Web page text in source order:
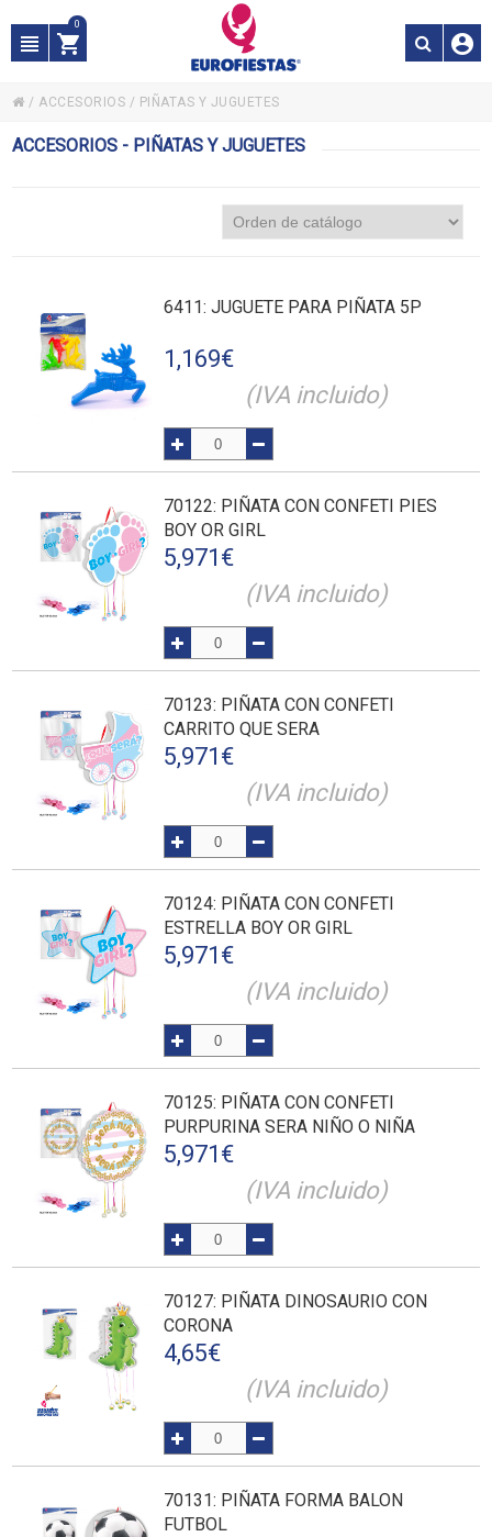
0
/ ACCESORIOS / PIÑATAS Y JUGUETES
ACCESORIOS - PIÑATAS Y JUGUETES
6411: JUGUETE PARA PIÑATA 5P
1,169€
(IVA incluido)
70122: PIÑATA CON CONFETI PIES
BOY OR GIRL
5,971 €
(IVA incluido)
70123: PIÑATA CON CONFETI
CARRITO QUE SERA
5,971 €
(IVA incluido)
70124: PIÑATA CON CONFETI
ESTRELLA BOY OR GIRL
5,971 €
(IVA incluido)
70125: PIÑATA CON CONFETI
PURPURINA SERA NIÑO O NIÑA
5,971 €
(IVA incluido)
70127: PIÑATA DINOSAURIO CON
CORONA
4,65€
(IVA incluido)
70131: PIÑATA FORMA BALON
FUTBOL